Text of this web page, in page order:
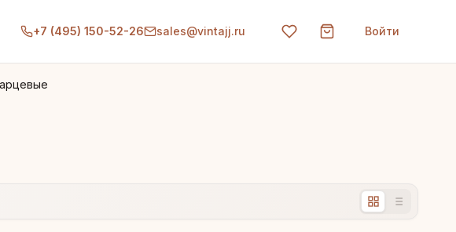
+7 (495) 150-52-26 sales@vintajj.ru Войти